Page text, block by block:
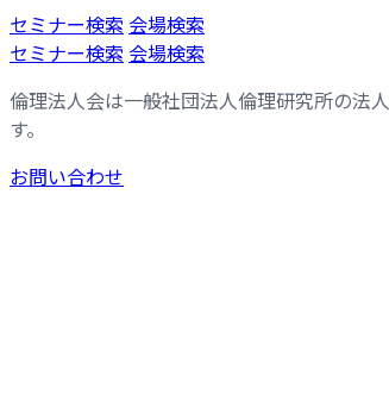
コ
ン
ン
ツ
へ
ス
ナ
ビ
ー
シ
ョ
ン
セミナー検索 会場検索
セミナー検索 会場検索
倫理法人会は一般社団法人倫理研究所の法
す。
お問い合わせ